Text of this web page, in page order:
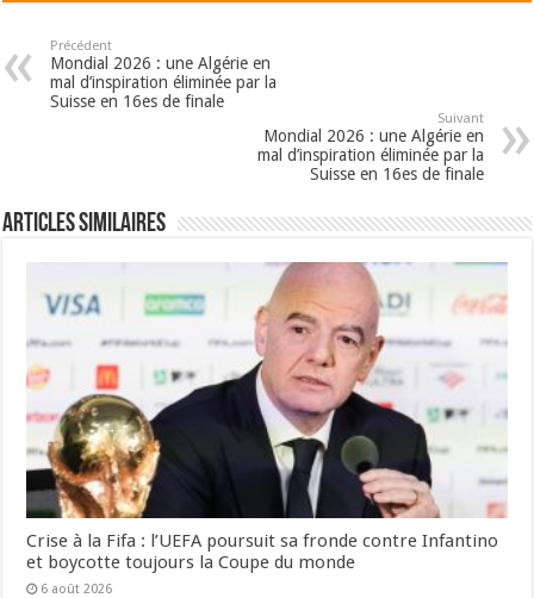
Précédent
Mondial 2026 : une Algérie en
mal d’inspiration éliminée par la
Suisse en 16es de finale
Suivant
Mondial 2026 : une Algérie en
mal d’inspiration éliminée par la
Suisse en 16es de finale
Articles Similaires
Crise à la Fifa : l’UEFA poursuit sa fronde contre Infantino
et boycotte toujours la Coupe du monde
6 août 2026